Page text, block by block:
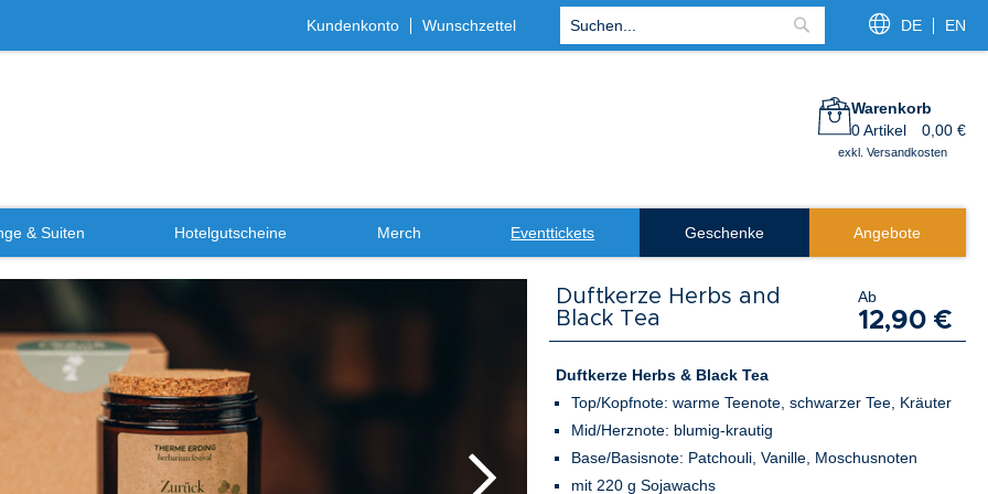
Kundenkonto Wunschzettel
Suche
DE EN
Warenkorb
0Artikel 0,00 €
exkl. Versandkosten
& Suiten Hotelgutscheine Merch Eventtickets Geschenke Angebote
Duftkerze Herbs and
Black Tea
Ab
12,90 €
Duftkerze Herbs & Black Tea
Top/Kopfnote: warme Teenote, schwarzer Tee, Kräuter
Mid/Herznote: blumig-krautig
Base/Basisnote: Patchouli, Vanille, Moschusnoten
mit 220 g Sojawachs